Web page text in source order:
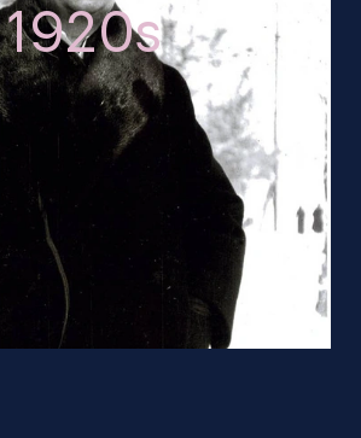
1920s